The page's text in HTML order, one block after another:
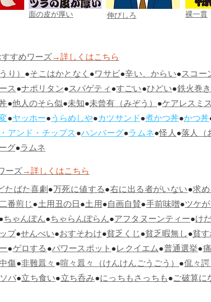
面の皮が厚い 伸びしろ 裸一貫
すめワーズ→詳しくはこちら
り）●そこはかとなく●ワサビ●辛い、からい●スコー
ス●ナポリタン●スパゲティ●すごい●ひどい●鉄火巻き
●他人のそら似●未知●未曾有（みぞう）●ケアレスミ
●ヤッホー●うらめしや●カツサンド●煮かつ丼●かつ丼
アンド・チップス●ハンバーグ●ラムネ●怪人●落人（
グ●ラムネ
ーズ→詳しくはこちら
たばた喜劇●万死に値する●右に出る者がいない●求
番煎じ●土用丑の日●土用●自画自賛●手前味噌●ツケ
ちゃんぽん●ちゃらんぽらん●アフタヌーンティー●け
プ●せんべい●おすそわけ●貧乏くじ●貧乏暇無し●貧
●ゲロする●パワースポット●レクイエム●普通選挙●
傷●非難囂々●喧々囂々（けんけんごうごう）●侃々
バ●立ち食い●立ち呑み●にっちもさっちも●ご破算に